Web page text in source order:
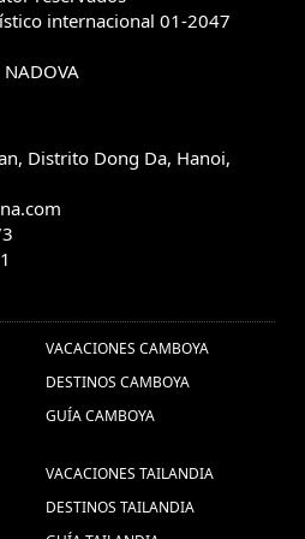
Mai (1) ,Viajar
Viajar para Camboja (1)
Hanoi Vietnam (1) ,
a vietnam (2) ,
a Vietnam (75) ,
(1) ,Viagem em
(1) ,Vietnam
vietnam (164) ,
(1) ,Viajar en
(2) ,Paquetes de viajes
internacional 01-2047
Distrito Dong Da, Hanoi,
VACACIONES CAMBOYA
DESTINOS CAMBOYA
GUÍA CAMBOYA
VACACIONES TAILANDIA
DESTINOS TAILANDIA